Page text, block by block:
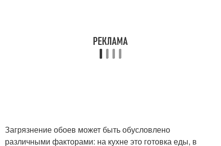
Загрязнение обоев может быть обусловлено
различными факторами: на кухне это готовка еды, в